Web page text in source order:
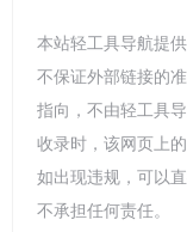
本站轻工具导航提
不保证外部链接的
指向，不由轻工具
收录时，该网页上
如出现违规，可以
不承担任何责任。